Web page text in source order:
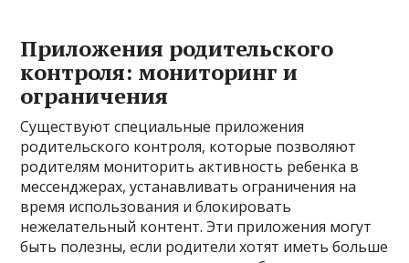
Приложения родительского
контроля: мониторинг и
ограничения
Существуют специальные приложения
родительского контроля, которые позволяют
родителям мониторить активность ребенка в
мессенджерах, устанавливать ограничения на
время использования и блокировать
нежелательный контент. Эти приложения могут
быть полезны, если родители хотят иметь больше